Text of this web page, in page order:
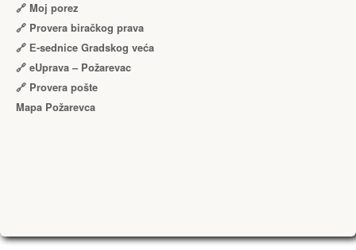
🔗 Moj porez
🔗 Provera biračkog prava
🔗 Е-sednice Gradskog veća
🔗 eUprava – Požarevac
🔗 Provera pošte
Mapa Požarevca